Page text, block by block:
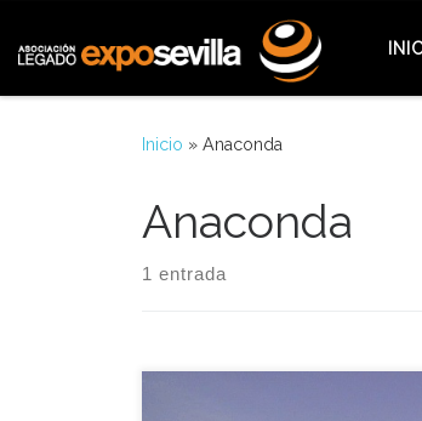
Inicio » Anaconda
Anaconda
1 entrada